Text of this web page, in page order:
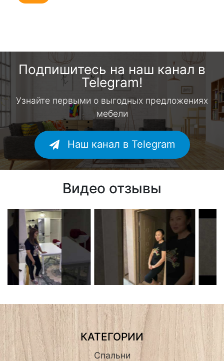
Подпишитесь на наш канал в
Telegram!
Узнайте первыми о выгодных предложениях
мебели
Наш канал в Telegram
Видео отзывы
КАТЕГОРИИ
Спальни